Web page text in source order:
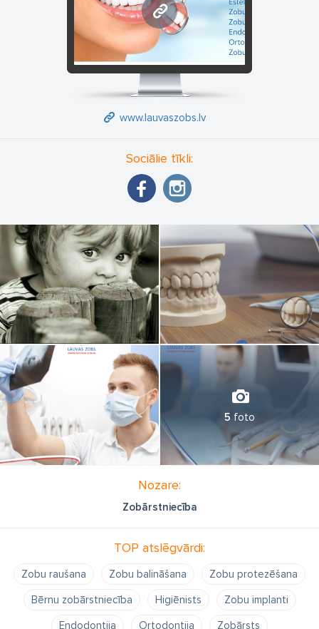
www.lauvaszobs.lv
www.lauvaszobs.lv
Sociālie tīkli:
5 foto
Nozare:
Zobārstniecība
TOP atslēgvārdi:
Zobu raušana Zobu balināšana
Zobu protezēšana
Bērnu zobārstniecība
Higiēnists
Zobu implanti
Endodontija
Ortodontija Zobārsts